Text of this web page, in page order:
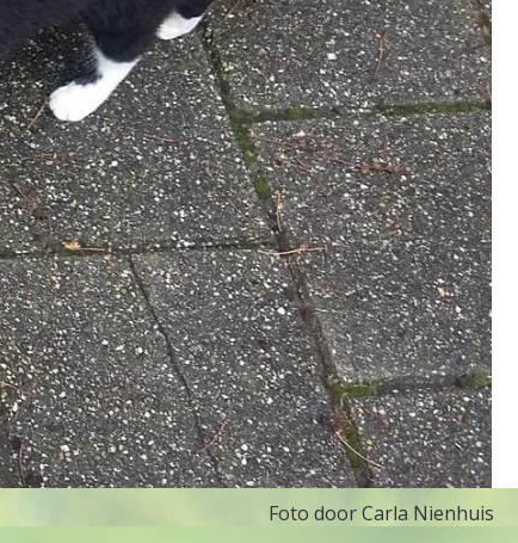
Foto door Carla Nienhuis